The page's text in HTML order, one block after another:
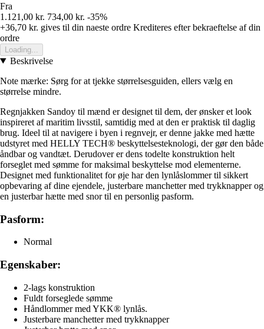
Fra
1.121,00 kr. 734,00 kr. -35%
+36,70 kr. gives til din naeste ordre Krediteres efter bekraeftelse af din
ordre
Loading...
Beskrivelse
Note mærke: Sørg for at tjekke størrelsesguiden, ellers vælg en
størrelse mindre.
Regnjakken Sandoy til mænd er designet til dem, der ønsker et look
inspireret af maritim livsstil, samtidig med at den er praktisk til daglig
brug. Ideel til at navigere i byen i regnvejr, er denne jakke med hætte
udstyret med HELLY TECH® beskyttelsesteknologi, der gør den både
åndbar og vandtæt. Derudover er dens todelte konstruktion helt
forseglet med sømme for maksimal beskyttelse mod elementerne.
Designet med funktionalitet for øje har den lynlåslommer til sikkert
opbevaring af dine ejendele, justerbare manchetter med trykknapper og
en justerbar hætte med snor til en personlig pasform.
Pasform:
Normal
Egenskaber:
2-lags konstruktion
Fuldt forseglede sømme
Håndlommer med YKK® lynlås.
Justerbare manchetter med trykknapper